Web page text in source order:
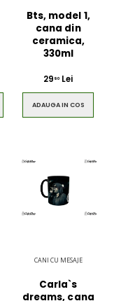
Bts, model 1,
cana din
ceramica,
330ml
29 90 Lei
ADAUGA IN COS
CANI CU MESAJE
Carla`s
dreams, cana
the